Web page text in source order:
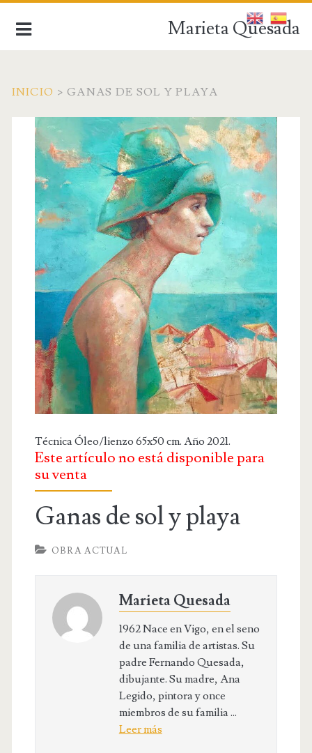
Marieta Quesada
INICIO
BIOGRAFÍA
OBRA ACTUAL
OBRA ANTIGUA
OBRA RELIGIOSA
DIBUJOS
DIBUJO INFANTIL
DISEÑOS
CONTACTO
INICIO > GANAS DE SOL Y PLAYA
Técnica Óleo/lienzo 65x50 cm. Año 2021.
Este artículo no está disponible para
su venta
Ganas de sol y playa
OBRA ACTUAL
Marieta Quesada
1962 Nace en Vigo, en el seno
de una familia de artistas. Su
padre Fernando Quesada,
dibujante. Su madre, Ana
Legido, pintora y once
miembros de su familia ...
Leer más